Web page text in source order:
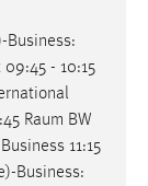
Business:
- 10:15
Raum BW
11:15
Business: